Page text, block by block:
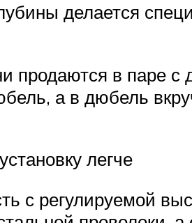
делается
продаются в паре с
а в дюбель
легче
с регулируемой